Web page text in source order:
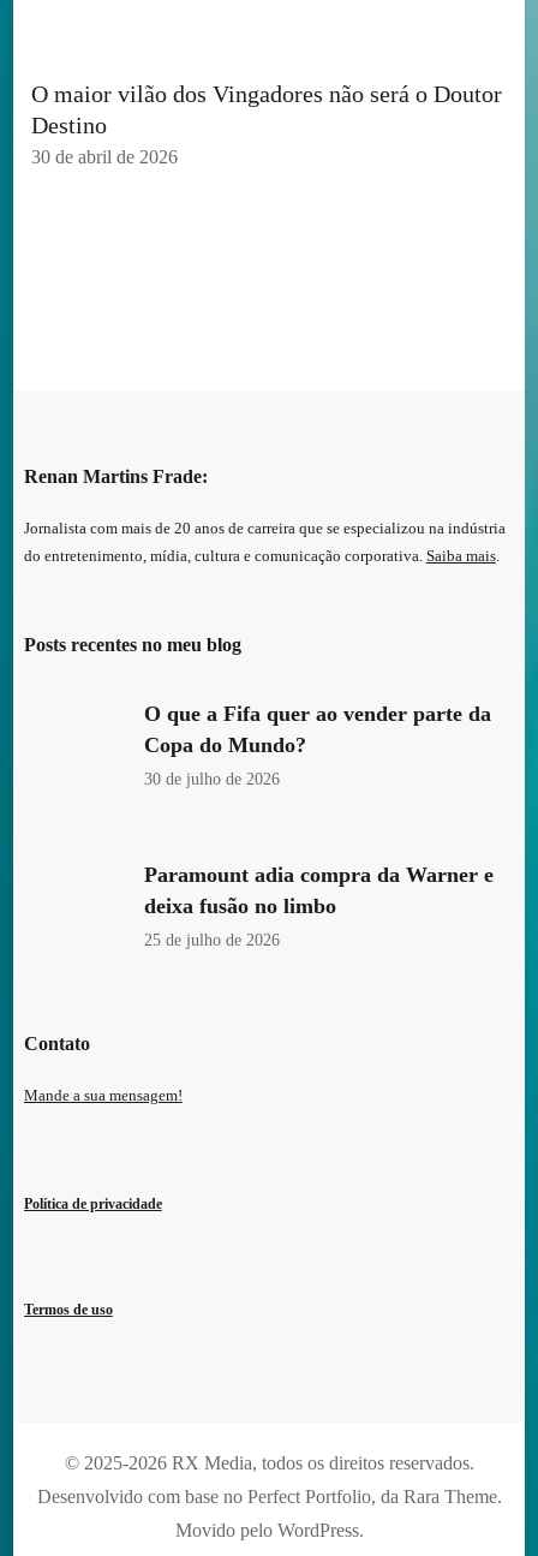
O maior vilão dos Vingadores não será o Doutor
Destino
30 de abril de 2026
Renan Martins Frade:
Jornalista com mais de 20 anos de carreira que se especializou na indústria
do entretenimento, mídia, cultura e comunicação corporativa. Saiba mais.
Posts recentes no meu blog
O que a Fifa quer ao vender parte da
Copa do Mundo?
30 de julho de 2026
Paramount adia compra da Warner e
deixa fusão no limbo
25 de julho de 2026
Contato
Mande a sua mensagem!
Política de privacidade
Termos de uso
© 2025-2026 RX Media, todos os direitos reservados.
Desenvolvido com base no Perfect Portfolio, da Rara Theme.
Movido pelo WordPress.